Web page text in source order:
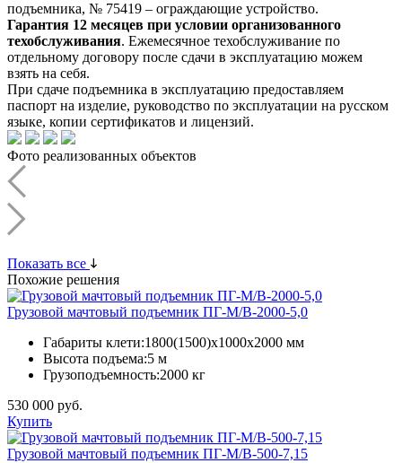
подъемника, № 75419 – ограждающие устройство.
Гарантия 12 месяцев при условии организованного
техобслуживания. Ежемесячное техобслуживание по
отдельному договору после сдачи в эксплуатацию можем
взять на себя.
При сдаче подъемника в эксплуатацию предоставляем
паспорт на изделие, руководство по эксплуатации на русском
языке, копии сертификатов и лицензий.
Фото реализованных объектов
Показать все
Похожие решения
Грузовой мачтовый подъемник ПГ-М/В-2000-5,0
Габариты клети:1800(1500)х1000х2000 мм
Высота подъема:5 м
Грузоподъемность:2000 кг
530 000 руб.
Купить
Грузовой мачтовый подъемник ПГ-М/В-500-7,15